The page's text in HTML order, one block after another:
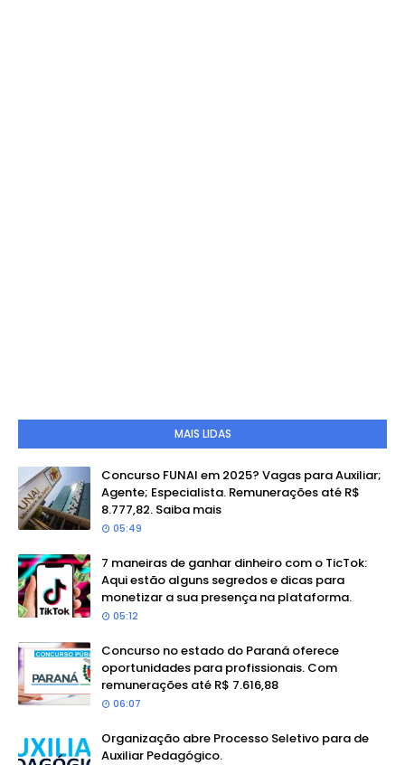
MAIS LIDAS
Concurso FUNAI em 2025? Vagas para Auxiliar;
Agente; Especialista. Remunerações até R$
8.777,82. Saiba mais
05:49
7 maneiras de ganhar dinheiro com o TicTok:
Aqui estão alguns segredos e dicas para
monetizar a sua presença na plataforma.
05:12
Concurso no estado do Paraná oferece
oportunidades para profissionais. Com
remunerações até R$ 7.616,88
06:07
Organização abre Processo Seletivo para de
Auxiliar Pedagógico.